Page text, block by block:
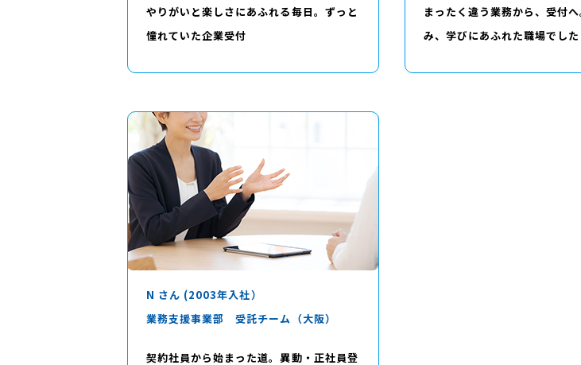
やりがいと楽しさにあふれる毎日。ずっと
憧れていた企業受付
まったく違う業務から、受付
み、学びにあふれた職場でした
N さん (2003年入社）
業務支援事業部 受託チーム（大阪）
契約社員から始まった道。異動・正社員登